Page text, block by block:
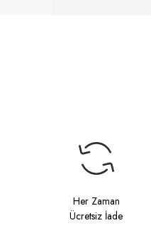
Her Zaman
Ücretsiz İade